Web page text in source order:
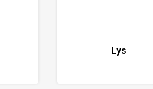
Lys